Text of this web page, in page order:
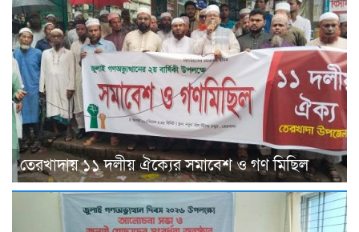
তেরখাদায় ১১ দলীয় ঐক্যের সমাবেশ ও গণ মিছিল